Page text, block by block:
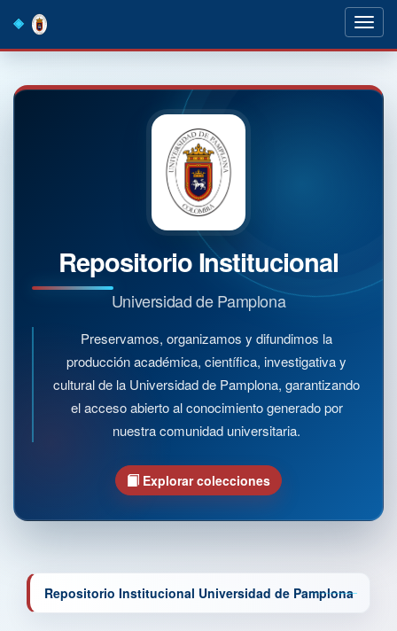
navigation
Repositorio Institucional
Universidad de Pamplona
Preservamos, organizamos y difundimos la
producción académica, científica, investigativa y
cultural de la Universidad de Pamplona, garantizando
el acceso abierto al conocimiento generado por
nuestra comunidad universitaria.
Explorar colecciones
Repositorio Institucional Universidad de Pamplona